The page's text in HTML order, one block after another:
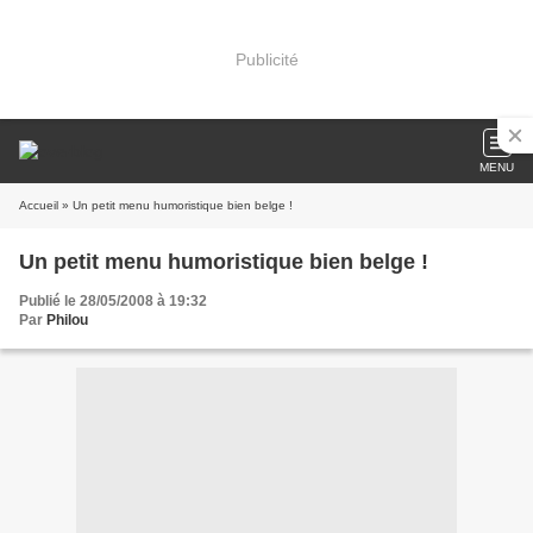
Publicité
MENU
Accueil » Un petit menu humoristique bien belge !
Un petit menu humoristique bien belge !
Publié le 28/05/2008 à 19:32
Par Philou